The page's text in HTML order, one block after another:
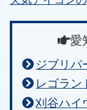
愛
ジブリパ
レゴラン
刈谷ハイ